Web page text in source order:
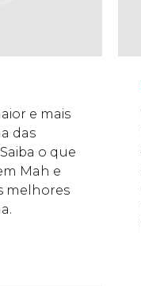
e mais
das
o que
Mah e
melhores